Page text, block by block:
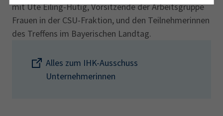
mit Ute Eiling-Hütig, Vorsitzende der Arbeitsgruppe
Frauen in der CSU-Fraktion, und den Teilnehmerinnen
des Treffens im Bayerischen Landtag.
Alles zum IHK-Ausschuss
Unternehmerinnen